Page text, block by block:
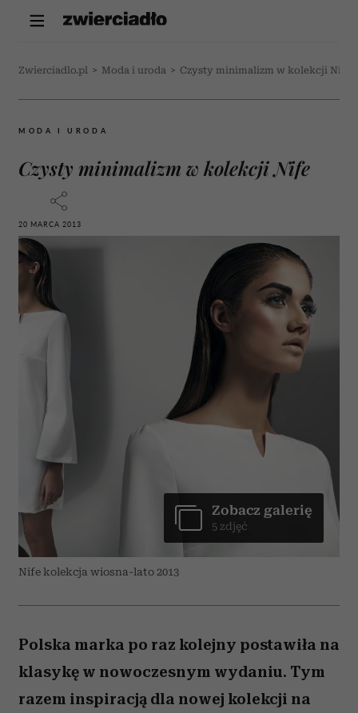
Zwierciadlo.pl > Moda i uroda > Czysty minimalizm w kolekcji Nife
MODA I URODA
Czysty minimalizm w kolekcji Nife
20 MARCA 2013
Nife kolekcja wiosna-lato 2013
Zobacz galerię
5 zdjęć
Polska marka po raz kolejny postawiła na
klasykę w nowoczesnym wydaniu. Tym
razem inspiracją dla nowej kolekcji na